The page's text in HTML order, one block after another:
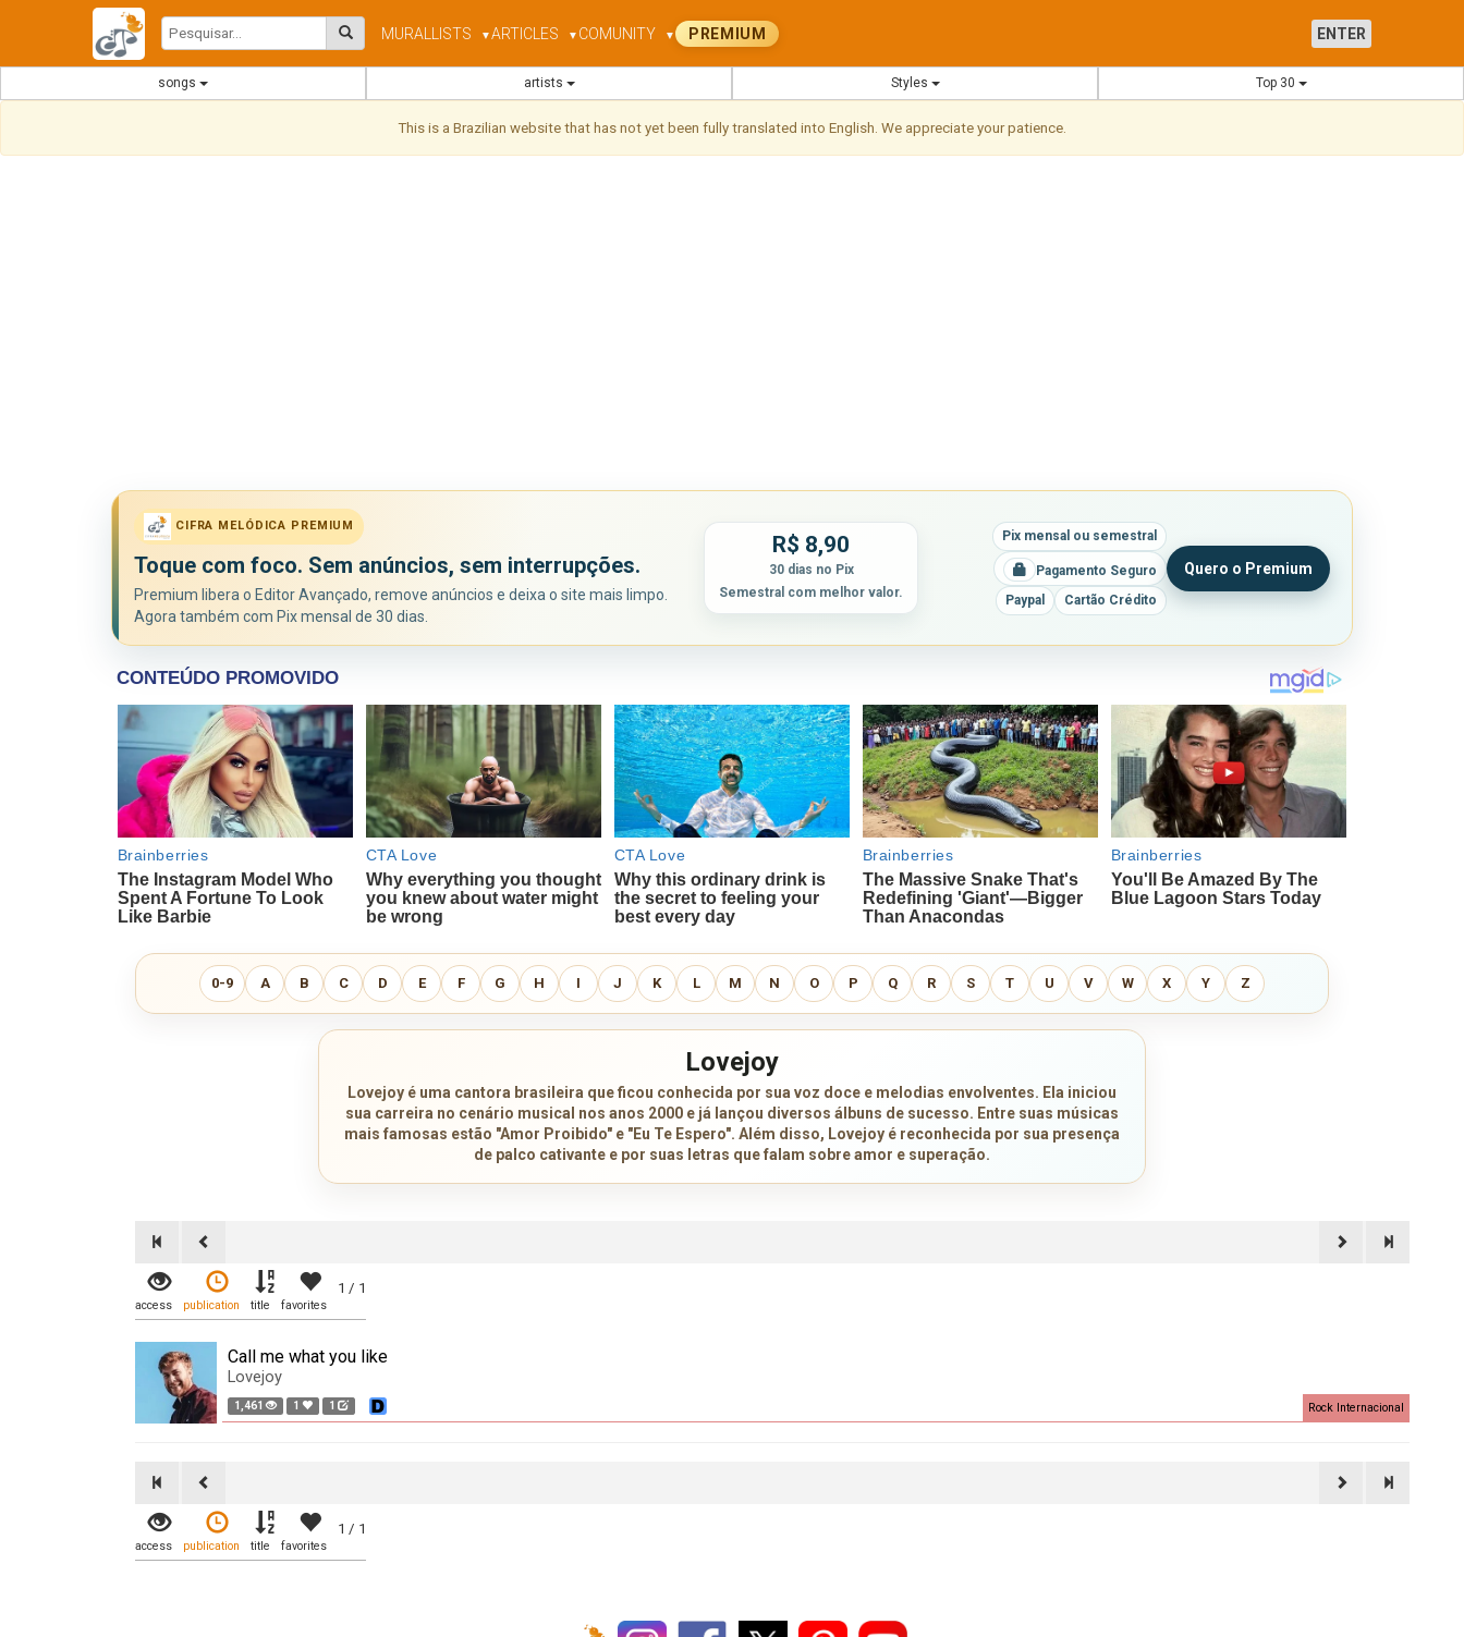
MURAL LISTS ▼ARTICLES ▼ COMUNITY ▼ PREMIUM ENTER
songs artists Styles Top 30
This is a Brazilian website that has not yet been fully translated into English. We appreciate your patience.
CIFRA MELÓDICA PREMIUM
Toque com foco. Sem anúncios, sem interrupções.
Premium libera o Editor Avançado, remove anúncios e deixa o site mais limpo.
Agora também com Pix mensal de 30 dias.
R$ 8,90
30 dias no Pix
Semestral com melhor valor.
Pix mensal ou semestral
Pagamento Seguro
Paypal
Cartão Crédito
Quero o Premium
0-9 A B C D E F G H I J K L M N O P Q R S T U V W X Y Z
Lovejoy
Lovejoy é uma cantora brasileira que ficou conhecida por sua voz doce e melodias envolventes. Ela iniciou
sua carreira no cenário musical nos anos 2000 e já lançou diversos álbuns de sucesso. Entre suas músicas
mais famosas estão "Amor Proibido" e "Eu Te Espero". Além disso, Lovejoy é reconhecida por sua presença
de palco cativante e por suas letras que falam sobre amor e superação.
1 / 1
access publication title favorites
Call me what you like
Lovejoy
1,461 1 1 Rock Internacional
1 / 1
access publication title favorites